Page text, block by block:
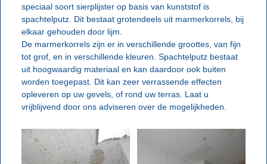
speciaal soort sierplijster op basis van kunststof is
spachtelputz. Dit bestaat grotendeels uit marmerkorrels, bij
elkaar gehouden door lijm.
De marmerkorrels zijn er in verschillende groottes, van fijn
tot grof, en in verschillende kleuren. Spachtelputz bestaat
uit hoogwaardig materiaal en kan daardoor ook buiten
worden toegepast. Dit kan zeer verrassende effecten
opleveren op uw gevels, of rond uw terras. Laat u
vrijblijvend door ons adviseren over de mogelijkheden.